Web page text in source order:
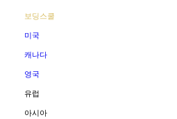
보딩스쿨
미국
캐나다
영국
유럽
아시아